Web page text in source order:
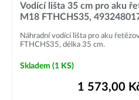
Vodící lišta 35 cm pro aku
M18 FTHCHS35,
Náhradní vodící lišta pro aku
FTHCHS35, délka 35 cm.
Skladem (1 KS)
1 573,00